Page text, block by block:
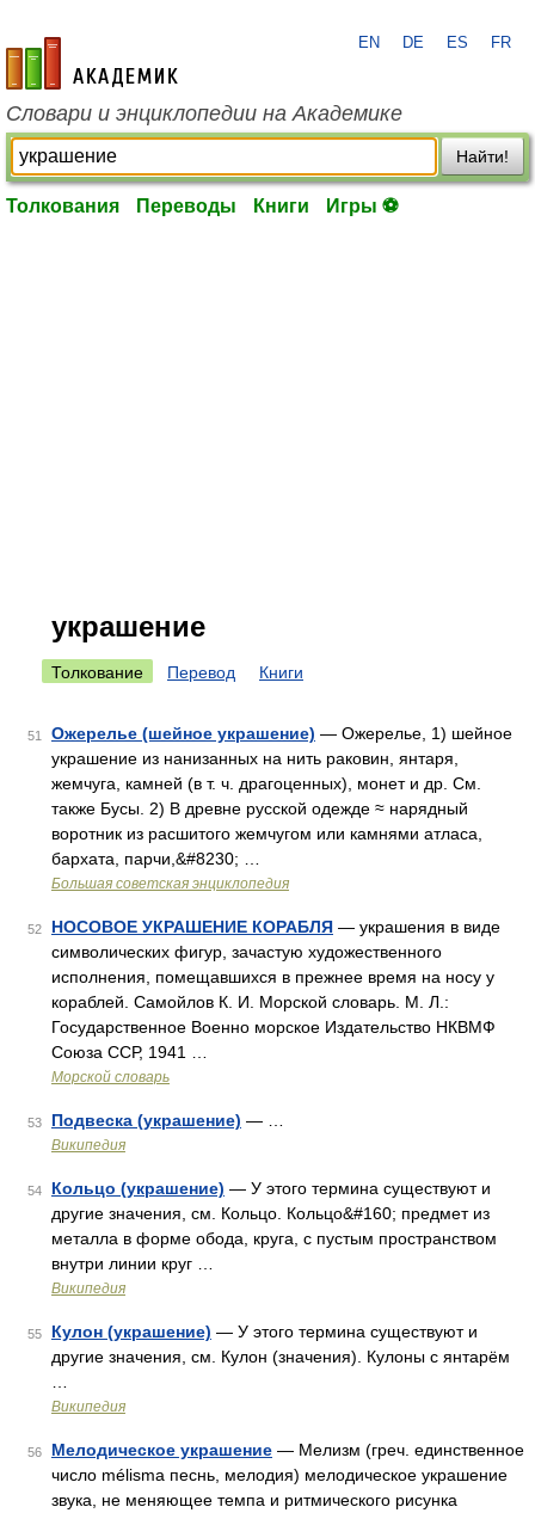
academic.ru
EN DE ES FR
Словари и энциклопедии на Академике
Найти!
Толкования Переводы Книги Игры ⚽
украшение
Толкование Перевод Книги
51 Ожерелье (шейное украшение) — Ожерелье, 1) шейное
украшение из нанизанных на нить раковин, янтаря,
жемчуга, камней (в т. ч. драгоценных), монет и др. См.
также Бусы. 2) В древне русской одежде ≈ нарядный
воротник из расшитого жемчугом или камнями атласа,
бархата, парчи,&#8230; …
Большая советская энциклопедия
52 НОСОВОЕ УКРАШЕНИЕ КОРАБЛЯ — украшения в виде
символических фигур, зачастую художественного
исполнения, помещавшихся в прежнее время на носу у
кораблей. Самойлов К. И. Морской словарь. М. Л.:
Государственное Военно морское Издательство НКВМФ
Союза ССР, 1941 …
Морской словарь
53 Подвеска (украшение) — …
Википедия
54 Кольцо (украшение) — У этого термина существуют и
другие значения, см. Кольцо. Кольцо&#160; предмет из
металла в форме обода, круга, с пустым пространством
внутри линии круг …
Википедия
55 Кулон (украшение) — У этого термина существуют и
другие значения, см. Кулон (значения). Кулоны с янтарём
Википедия
56 Мелодическое украшение — Мелизм (греч. единственное
число mélisma песнь, мелодия) мелодическое украшение
звука, не меняющее темпа и ритмического рисунка